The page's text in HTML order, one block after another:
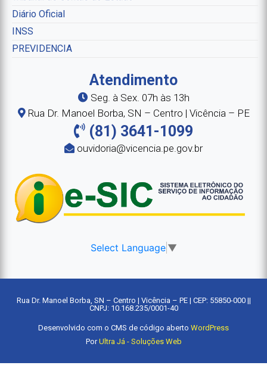
Diário Oficial
INSS
PREVIDENCIA
Atendimento
Seg. à Sex. 07h às 13h
Rua Dr. Manoel Borba, SN – Centro | Vicência – PE
(81) 3641-1099
ouvidoria@vicencia.pe.gov.br
Select Language ▼
Rua Dr. Manoel Borba, SN – Centro | Vicência – PE | CEP: 55850-000 ||
CNPJ: 10.168.235/0001-40
Desenvolvido com o CMS de código aberto WordPress
PorUltra Já - Soluções Web